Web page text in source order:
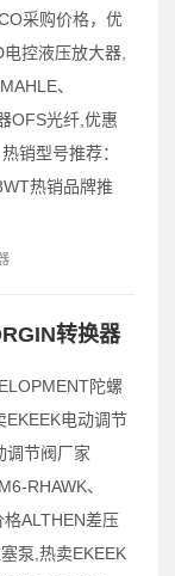
采购价格，优
控液压放大器,
、
OFS光纤,优惠
销型号推荐：
热销品牌推
转换器
陀螺
EKEEK电动调节
调节阀厂家
RHAWK、
ALTHEN差压
泵,热卖EKEEK